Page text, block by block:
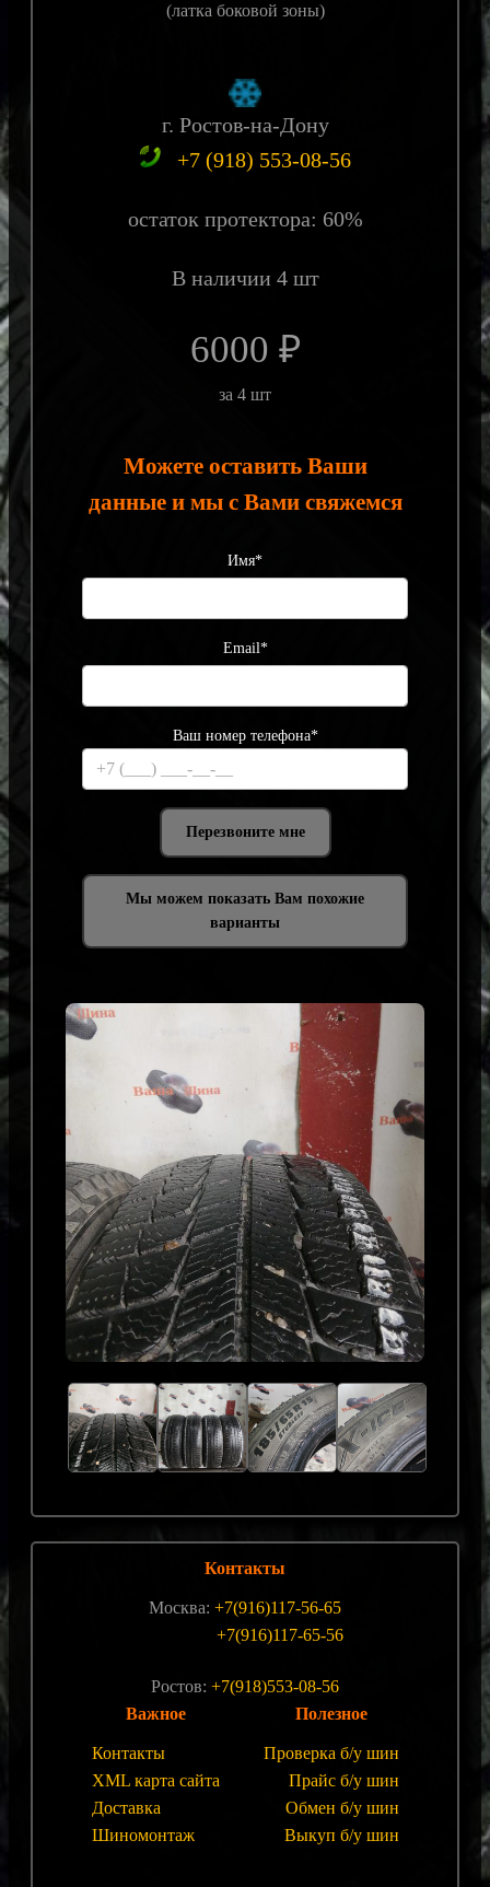
(латка боковой зоны)
г. Ростов-на-Дону
+7 (918) 553-08-56
остаток протектора: 60%
В наличии 4 шт
6000 ₽
за 4 шт
Можете оставить Ваши
данные и мы с Вами свяжемся
Имя*
Email*
Ваш номер телефона*
Мы можем показать Вам похожие
варианты
Контакты
Москва: +7(916)117-56-65
+7(916)117-65-56
Ростов: +7(918)553-08-56
Важное
Контакты
XML карта сайта
Доставка
Шиномонтаж
Полезное
Проверка б/у шин
Прайс б/у шин
Обмен б/у шин
Выкуп б/у шин